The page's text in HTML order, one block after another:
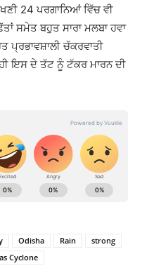
24 ਪਰਗਾਨਿਆਂ ਵਿੱਚ ਵੀ
ਸਮੇਤ ਬਹੁਤ ਸਾਰਾ ਮਲਬਾ ਹਵਾ
ਚੱਕਰਵਾਤੀ
ਇਸ ਦੇ ਤੱਟ ਨੂੰ ਟੱਕਰ ਮਾਰਨ ਦੀ
Odisha Rain
strong
Cyclone